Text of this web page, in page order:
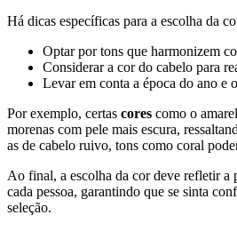
Há dicas específicas para a escolha da
Optar por tons que harmonizem
Considerar a cor do cabelo para
Levar em conta a época do ano e
Por exemplo, certas cores como o
morenas com pele mais escura,
as de cabelo ruivo, tons como coral
Ao final, a escolha da cor deve refletir a
cada pessoa, garantindo que se sinta
seleção.